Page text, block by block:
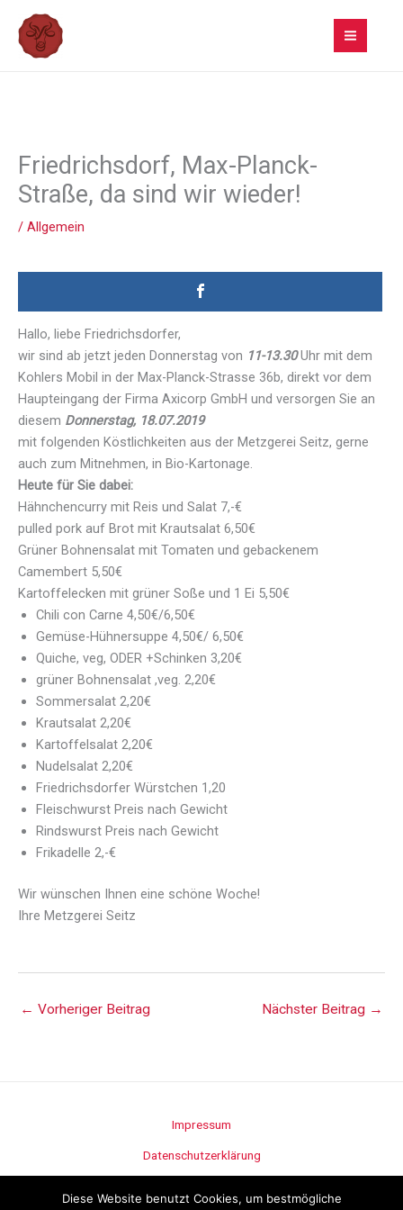
Inhalt
springen
Friedrichsdorf, Max-Planck-
Straße, da sind wir wieder!
/ Allgemein
Hallo, liebe Friedrichsdorfer,
wir sind ab jetzt jeden Donnerstag von 11-13.30Uhr mit dem
Kohlers Mobil in der Max-Planck-Strasse 36b, direkt vor dem
Haupteingang der Firma Axicorp GmbH und versorgen Sie an
diesem Donnerstag, 18.07.2019
mit folgenden Köstlichkeiten aus der Metzgerei Seitz, gerne
auch zum Mitnehmen, in Bio-Kartonage.
Heute für Sie dabei:
Hähnchencurry mit Reis und Salat 7,-€
pulled pork auf Brot mit Krautsalat 6,50€
Grüner Bohnensalat mit Tomaten und gebackenem
Camembert 5,50€
Kartoffelecken mit grüner Soße und 1 Ei 5,50€
Chili con Carne 4,50€/6,50€
Gemüse-Hühnersuppe 4,50€/ 6,50€
Quiche, veg, ODER +Schinken 3,20€
grüner Bohnensalat ,veg. 2,20€
Sommersalat 2,20€
Krautsalat 2,20€
Kartoffelsalat 2,20€
Nudelsalat 2,20€
Friedrichsdorfer Würstchen 1,20
Fleischwurst Preis nach Gewicht
Rindswurst Preis nach Gewicht
Frikadelle 2,-€
Wir wünschen Ihnen eine schöne Woche!
Ihre Metzgerei Seitz
← Vorheriger Beitrag Nächster Beitrag →
Impressum
Datenschutzerklärung
Diese Website benutzt Cookies, um bestmögliche